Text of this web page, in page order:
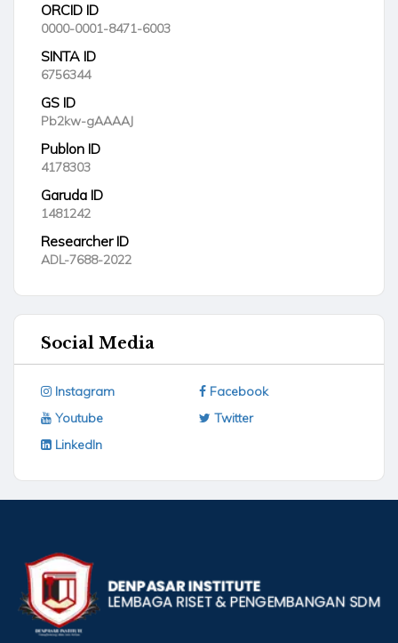
ORCID ID
0000-0001-8471-6003
SINTA ID
6756344
GS ID
Pb2kw-gAAAAJ
Publon ID
4178303
Garuda ID
1481242
Researcher ID
ADL-7688-2022
Social Media
Instagram
Facebook
Youtube
Twitter
LinkedIn